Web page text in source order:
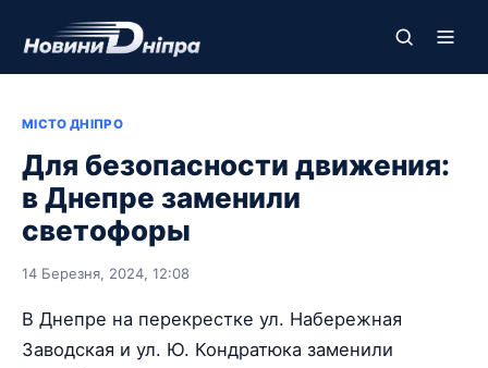
МІСТО ДНІПРО
Для безопасности движения:
в Днепре заменили
светофоры
14 Березня, 2024, 12:08
В Днепре на перекрестке ул. Набережная
Заводская и ул. Ю. Кондратюка заменили